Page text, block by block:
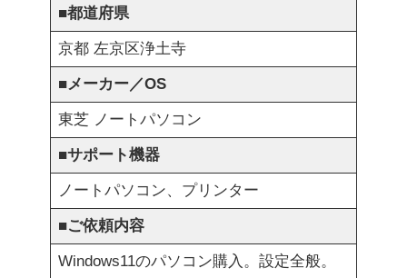
■都道府県
京都 左京区浄土寺
■メーカー／OS
東芝 ノートパソコン
■サポート機器
ノートパソコン、プリンター
■ご依頼内容
Windows11のパソコン購入。設定全般。